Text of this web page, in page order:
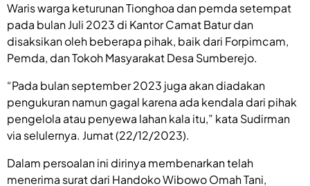
Waris warga keturunan Tionghoa dan pemda setempat
pada bulan Juli 2023 di Kantor Camat Batur dan
disaksikan oleh beberapa pihak, baik dari Forpimcam,
Pemda, dan Tokoh Masyarakat Desa Sumberejo.
“Pada bulan september 2023 juga akan diadakan
pengukuran namun gagal karena ada kendala dari pihak
pengelola atau penyewa lahan kala itu,” kata Sudirman
via selulernya. Jumat (22/12/2023).
Dalam persoalan ini dirinya membenarkan telah
menerima surat dari Handoko Wibowo Omah Tani,